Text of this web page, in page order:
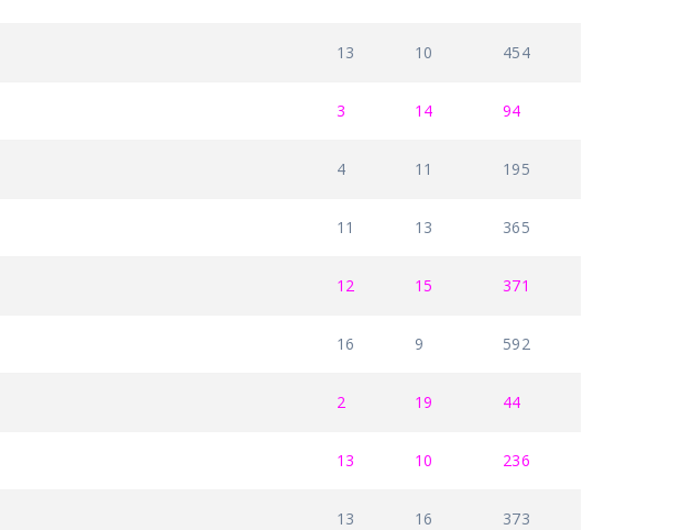
13 10 454
3 14 94
4 11 195
11 13 365
12 15 371
16 9 592
2 19 44
13 10 236
13 16 373